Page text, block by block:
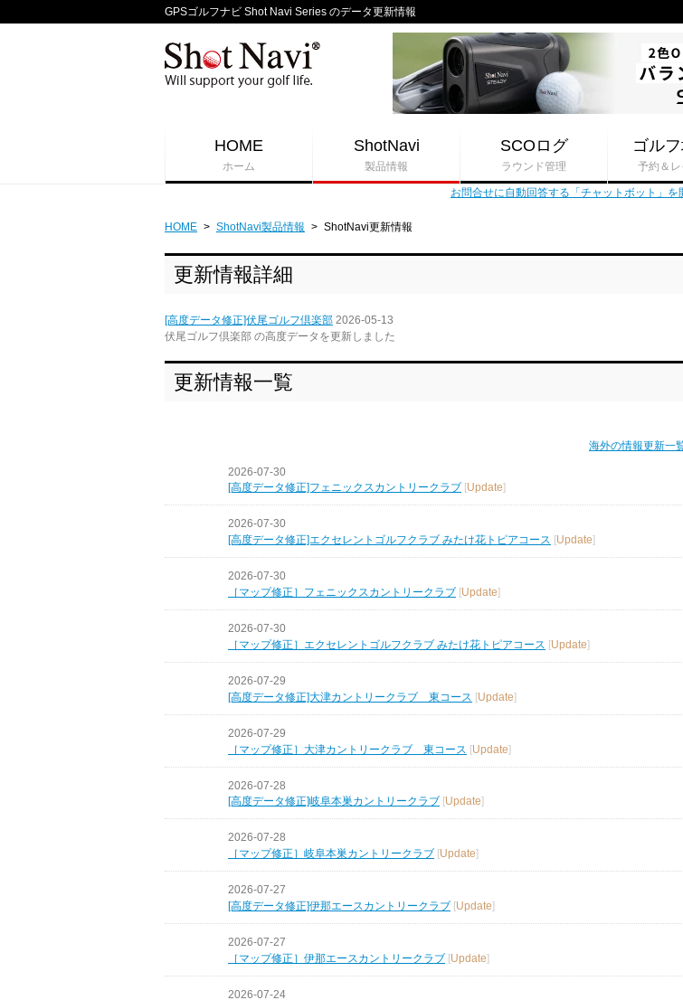
GPSゴルフナビ Shot Navi Series のデータ更新情報
HOME
ホーム
ShotNavi
製品情報
SCOログ
ラウンド管理
ゴル
予約＆レ
お問合せに自動回答する「チャットボット」を
HOME > ShotNavi製品情報 > ShotNavi更新情報
更新情報詳細
[高度データ修正]伏尾ゴルフ倶楽部 2026-05-13
伏尾ゴルフ倶楽部 の高度データを更新しました
更新情報一覧
海外の情報更新一
2026-07-30
[高度データ修正]フェニックスカントリークラブ [Update]
2026-07-30
[高度データ修正]エクセレントゴルフクラブ みたけ花トピアコース [Update]
2026-07-30
［マップ修正］フェニックスカントリークラブ [Update]
2026-07-30
［マップ修正］エクセレントゴルフクラブ みたけ花トピアコース [Update]
2026-07-29
[高度データ修正]大津カントリークラブ 東コース [Update]
2026-07-29
［マップ修正］大津カントリークラブ 東コース [Update]
2026-07-28
[高度データ修正]岐阜本巣カントリークラブ [Update]
2026-07-28
［マップ修正］岐阜本巣カントリークラブ [Update]
2026-07-27
[高度データ修正]伊那エースカントリークラブ [Update]
2026-07-27
［マップ修正］伊那エースカントリークラブ [Update]
2026-07-24